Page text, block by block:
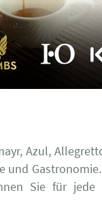
Azul,
Sie für jede